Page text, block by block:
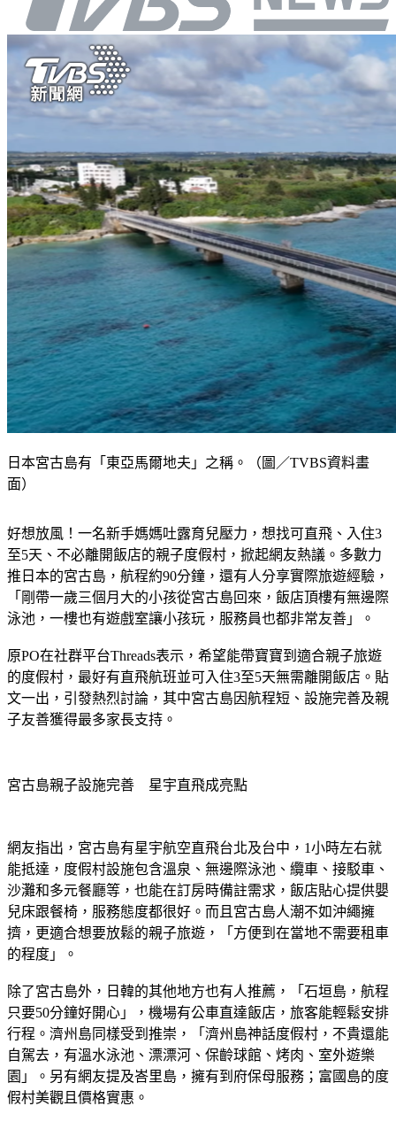
面）
至5天、不必離開飯店的親子度假村，掀起網友熱議。多數力
推日本的宮古島，航程約90分鐘，還有人分享實際旅遊經驗，
「剛帶一歲三個月大的小孩從宮古島回來，飯店頂樓有無邊際
泳池，一樓也有遊戲室讓小孩玩，服務員也都非常友善」。
的度假村，最好有直飛航班並可入住3至5天無需離開飯店。貼
文一出，引發熱烈討論，其中宮古島因航程短、設施完善及親
子友善獲得最多家長支持。
能抵達，度假村設施包含溫泉、無邊際泳池、纜車、接駁車、
沙灘和多元餐廳等，也能在訂房時備註需求，飯店貼心提供嬰
兒床跟餐椅，服務態度都很好。而且宮古島人潮不如沖繩擁
擠，更適合想要放鬆的親子旅遊，「方便到在當地不需要租車
的程度」。
只要50分鐘好開心」，機場有公車直達飯店，旅客能輕鬆安排
行程。濟州島同樣受到推崇，「濟州島神話度假村，不貴還能
自駕去，有溫水泳池、漂漂河、保齡球館、烤肉、室外遊樂
園」。另有網友提及峇里島，擁有到府保母服務；富國島的度
假村美觀且價格實惠。